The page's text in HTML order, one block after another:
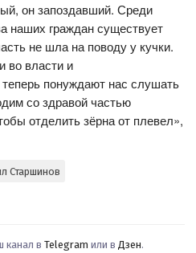
он запоздавший. Среди
наших граждан существует
не шла на поводу у кучки.
во власти и
понуждают нас слушать
со здравой частью
отделить зёрна от плевел»,
Старшинов
канал в Telegram или в Дзен.